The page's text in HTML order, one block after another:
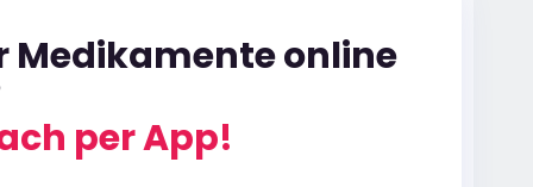
Medikamente online
per App!